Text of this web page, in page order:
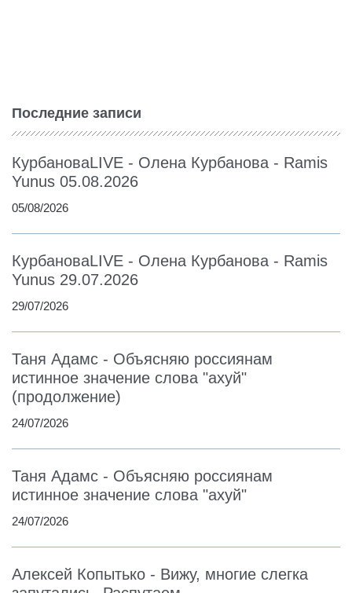
Последние записи
КурбановаLIVE - Олена Курбанова - Ramis
Yunus 05.08.2026
05/08/2026
КурбановаLIVE - Олена Курбанова - Ramis
Yunus 29.07.2026
29/07/2026
Таня Адамс - Объясняю россиянам
истинное значение слова "ахуй"
(продолжение)
24/07/2026
Таня Адамс - Объясняю россиянам
истинное значение слова "ахуй"
24/07/2026
Алексей Копытько - Вижу, многие слегка